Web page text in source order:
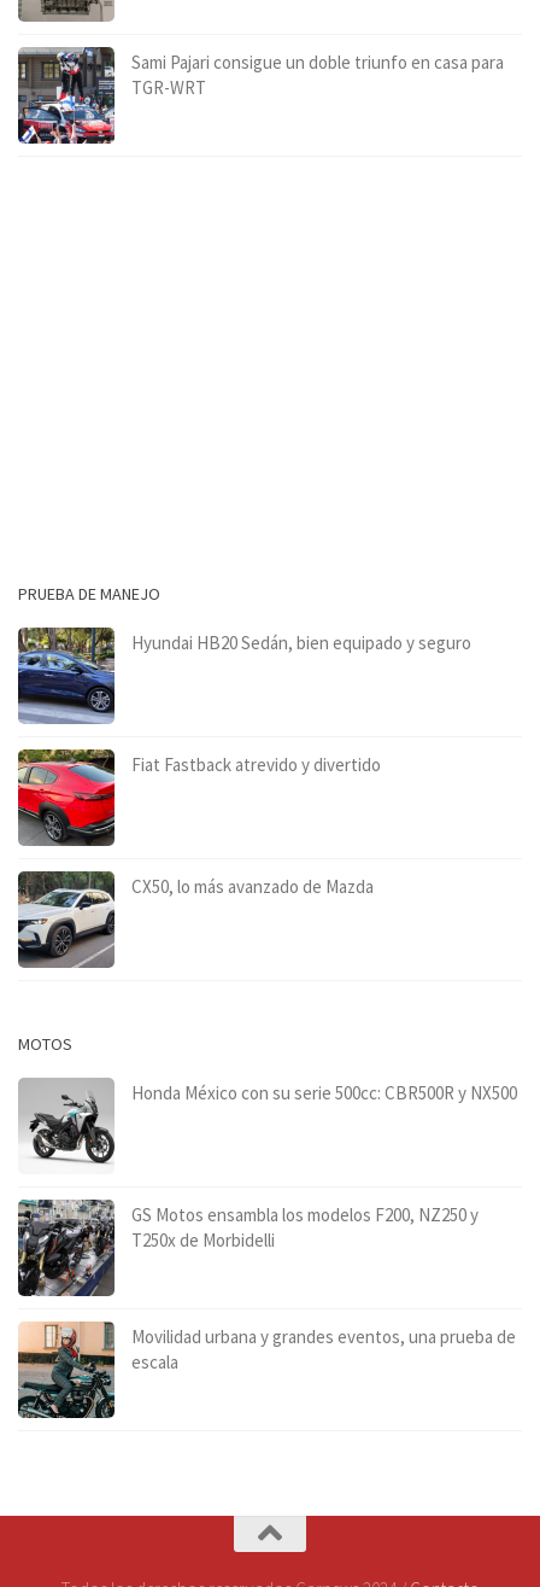
Sami Pajari consigue un doble triunfo en casa para
TGR-WRT
PRUEBA DE MANEJO
Hyundai HB20 Sedán, bien equipado y seguro
Fiat Fastback atrevido y divertido
CX50, lo más avanzado de Mazda
MOTOS
Honda México con su serie 500cc: CBR500R y NX500
GS Motos ensambla los modelos F200, NZ250 y
T250x de Morbidelli
Movilidad urbana y grandes eventos, una prueba de
escala